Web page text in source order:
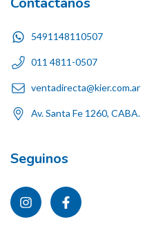
5491148110507
011 4811-0507
ventadirecta@kier.com.ar
Av. Santa Fe 1260, CABA.
Seguinos